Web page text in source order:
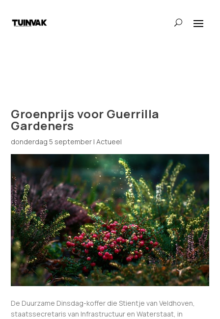
Groenprijs voor Guerrilla
Gardeners
donderdag 5 september |Actueel
De Duurzame Dinsdag-koffer die Stientje van Veldhoven,
staatssecretaris van Infrastructuur en Waterstaat, in